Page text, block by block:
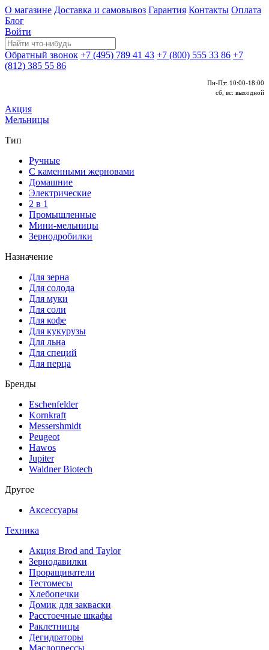
О магазине Доставка и самовывоз Гарантия Контакты Оплата
Блог
Войти
Обратный звонок +7 (495) 789 41 43 +7 (800) 555 33 86 +7
(812) 385 55 86
Пн-Пт: 10:00-18:00
сб, вс: выходной
Акция
Мельницы
Тип
Ручные
С каменными жерновами
Домашние
Электрические
2 в 1
Промышленные
Мини-мельницы
Зернодробилки
Назначение
Для зерна
Для солода
Для муки
Для соли
Для кофе
Для кукурузы
Для льна
Для специй
Для перца
Бренды
Eschenfelder
Kornkraft
Messershmidt
Peugeot
Hawos
Jupiter
Waldner Biotech
Другое
Аксессуары
Техника
Акция Brod and Taylor
Зернодавилки
Проращиватели
Тестомесы
Хлебопечки
Домик для закваски
Расстоечные шкафы
Раклетницы
Дегидраторы
Маслопрессы